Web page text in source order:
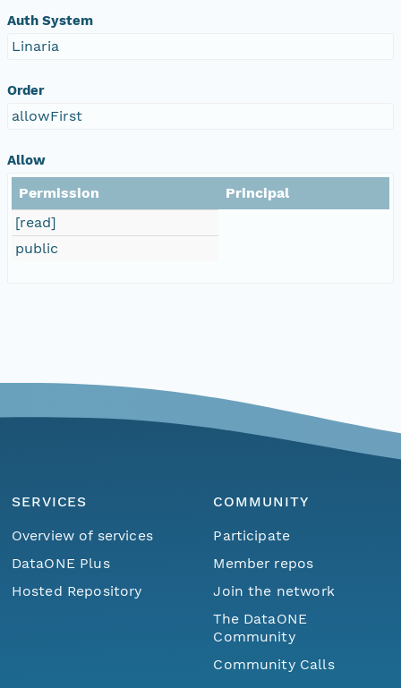
Auth System
Linaria
Order
allowFirst
Allow
Permission
Principal
[read]
public
SERVICES
Overview of services
DataONE Plus
Hosted Repository
COMMUNITY
Participate
Member repos
Join the network
The DataONE
Community
Community Calls